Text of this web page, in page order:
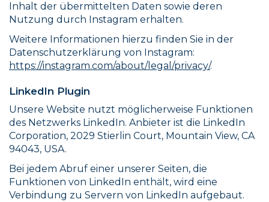
Inhalt der übermittelten Daten sowie deren
Nutzung durch Instagram erhalten.
Weitere Informationen hierzu finden Sie in der
Datenschutzerklärung von Instagram:
https://instagram.com/about/legal/privacy/.
LinkedIn Plugin
Unsere Website nutzt möglicherweise Funktionen
des Netzwerks LinkedIn. Anbieter ist die LinkedIn
Corporation, 2029 Stierlin Court, Mountain View, CA
94043, USA.
Bei jedem Abruf einer unserer Seiten, die
Funktionen von LinkedIn enthält, wird eine
Verbindung zu Servern von LinkedIn aufgebaut.